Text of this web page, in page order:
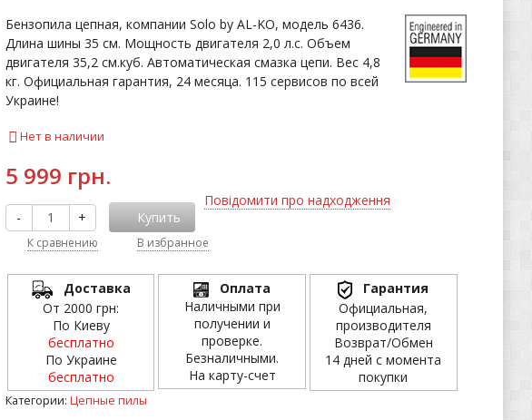
Бензопила цепная, компании Solo by AL-KO, модель 6436.
Длина шины 35 см. Мощность двигателя 2,0 л.с. Объем
двигателя 35,2 см.куб. Автоматическая смазка цепи. Вес 4,8
кг. Официальная гарантия, 24 месяца. 115 сервисов по всей
Украине!
Нет в наличии
5 999 грн.
- + Купить
Повідомити про надходження
К сравнению В избранное
Доставка
От 2000 грн:
По Киеву
бесплатно
По Украине
бесплатно
Оплата
Наличными при
получении и
проверке.
Безналичными.
На карту-счет
Гарантия
Официальная,
производителя
Возврат/Обмен
14 дней с момента
покупки
Категории: Цепные пилы